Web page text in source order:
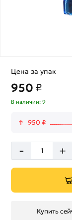
Цена за упак
950 ₽
В наличии: 9
950 ₽
- +
Купить